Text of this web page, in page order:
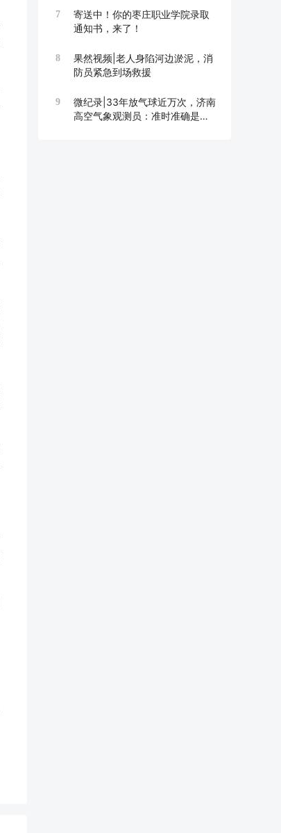
7
寄送中！你的枣庄职业学院录取
通知书，来了！
8
果然视频|老人身陷河边淤泥，消
防员紧急到场救援
9
微纪录|33年放气球近万次，济南
高空气象观测员：准时准确是底